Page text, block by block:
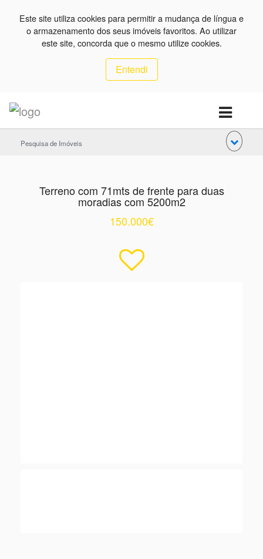
Este site utiliza cookies para permitir a mudança de língua e
o armazenamento dos seus imóveis favoritos. Ao utilizar
este site, concorda que o mesmo utilize cookies.
Entendi
Pesquisa de Imóveis
Terreno com 71mts de frente para duas
moradias com 5200m2
150.000€